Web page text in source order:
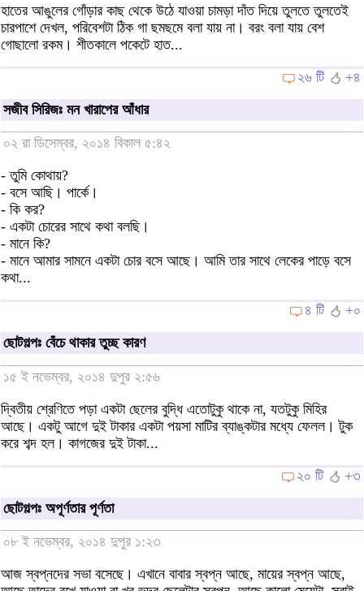
হাতের আঙুলের গোঁড়ার কাছ থেকে উঠে যাওয়া চামড়া দাঁত দিয়ে তুলতে তুলতেই
চারপাশে দেখল, পরিবেশটা ঠিক গা ছমছমে বলা যায় না। বরং বলা যায় বেশ
গোছালো রকম। শীতকালে পকেটে হাত...
২৬ টি
+৪
সজীব সিরিজঃ মন খারাপের আঁধার
০২ রা ডিসেম্বর, ২০১৪ বিকাল ৫:৪২
- তুমি কোথায়?
- বসে আছি। পার্কে।
- কি কর?
- একটা চোরের সাথে কথা বলছি।
- মানে কি?
- মানে আমার সামনে একটা চোর বসে আছে। আমি তার সাথে লেকের পাড়ে বসে
কথা...
৪ টি
+০
ছোটগল্পঃ বেঁচে থাকার তুচ্ছ কারণ
১৫ ই নভেম্বর, ২০১৪ দুপুর ২:৫৬
দ্বিতীয় শ্রেণিতে পড়া একটা ছেলের বুদ্ধি এতোটুকু থাকে না, যতটুকু মিহির
আছে। একটু আগে দুই টাকার একটা পয়সা মাটির ব্যাঙ্কটার মধ্যে ফেলল। টুক
করে শব্দ হল। কাগজের দুই টাকা...
২০ টি
+৩
ছোটগল্পঃ অপূর্ণতার পূর্ণতা
০৮ ই নভেম্বর, ২০১৪ দুপুর ১:২৩
আজ স্বপ্নদের সভা বসেছে। এখানে বাবার স্বপ্ন আছে, মায়ের স্বপ্ন আছে,